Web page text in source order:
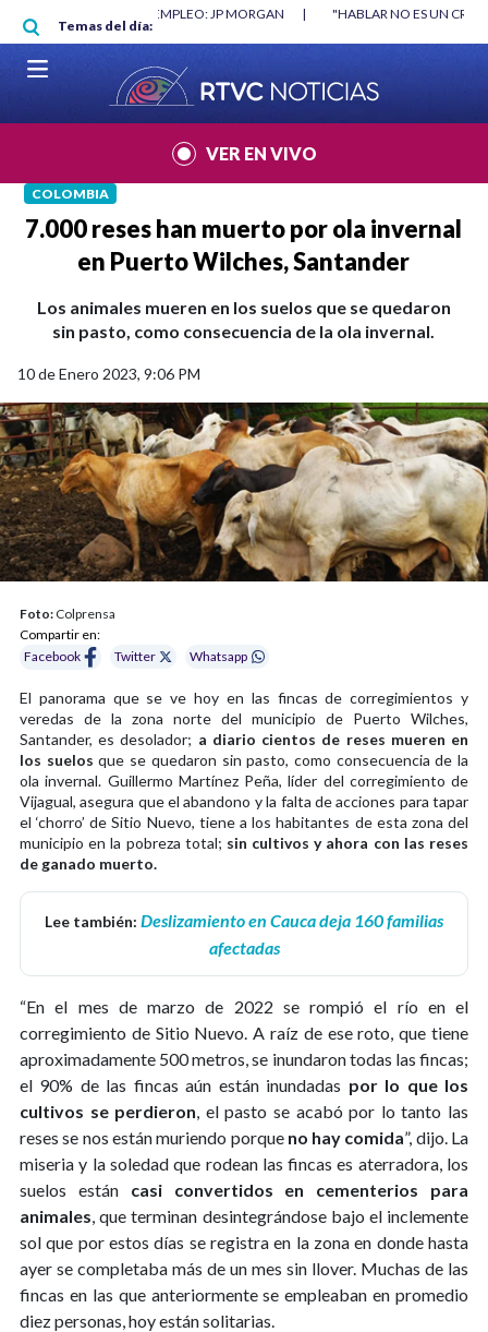
Pasar al contenido principal
Temas del día:
"HABLAR NO ES UN CRIMEN": CARTA DE BETO CORAL |
VER EN VIVO
COLOMBIA
7.000 reses han muerto por ola invernal
en Puerto Wilches, Santander
Los animales mueren en los suelos que se quedaron
sin pasto, como consecuencia de la ola invernal.
10 de Enero 2023, 9:06 PM
Foto: Colprensa
Compartir en:
Facebook
Twitter Whatsapp
El panorama que se ve hoy en las fincas de corregimientos y
veredas de la zona norte del municipio de Puerto Wilches,
Santander, es desolador; a diario cientos de reses mueren en
los suelos que se quedaron sin pasto, como consecuencia de la
ola invernal. Guillermo Martínez Peña, líder del corregimiento de
Vijagual, asegura que el abandono y la falta de acciones para tapar
el ‘chorro’ de Sitio Nuevo, tiene a los habitantes de esta zona del
municipio en la pobreza total; sin cultivos y ahora con las reses
de ganado muerto.
Lee también: Deslizamiento en Cauca deja 160 familias
afectadas
“En el mes de marzo de 2022 se rompió el río en el
corregimiento de Sitio Nuevo. A raíz de ese roto, que tiene
aproximadamente 500 metros, se inundaron todas las fincas;
el 90% de las fincas aún están inundadas por lo que los
cultivos se perdieron, el pasto se acabó por lo tanto las
reses se nos están muriendo porque no hay comida”, dijo. La
miseria y la soledad que rodean las fincas es aterradora, los
suelos están casi convertidos en cementerios para
animales, que terminan desintegrándose bajo el inclemente
sol que por estos días se registra en la zona en donde hasta
ayer se completaba más de un mes sin llover. Muchas de las
fincas en las que anteriormente se empleaban en promedio
diez personas, hoy están solitarias.